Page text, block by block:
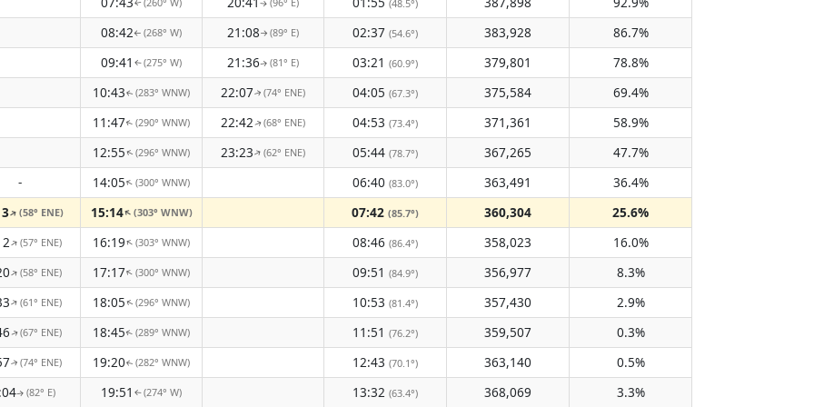
↑ ↑ (48.5°)
08:42↑(268° W) 21:08↑(89° E) 02:37 (54.6°) 383,928
86.7%
09:41 ↑(275° W) 21:36↑(81° E) 03:21 (60.9°) 379,801
78.8%
10:43↑(283° WNW) 22:07↑(74° ENE) 04:05 (67.3°) 375,584
69.4%
11:47↑(290° WNW) 22:42↑(68° ENE) 04:53 (73.4°) 371,361
58.9%
12:55↑(296° WNW) 23:23↑(62° ENE) 05:44 (78.7°) 367,265
47.7%
-
14:05↑(300° WNW) 06:40 (83.0°) 363,491
36.4%
↑(58° ENE) 15:14↑(303° WNW) 07:42 (85.7°) 360,304
25.6%
↑(57° ENE) 16:19↑(303° WNW) 08:46 (86.4°) 358,023
16.0%
↑(58° ENE) 17:17↑(300° WNW) 09:51 (84.9°) 356,977
8.3%
↑(61° ENE) 18:05↑(296° WNW) 10:53 (81.4°) 357,430
2.9%
↑(67° ENE) 18:45↑(289° WNW) 11:51 (76.2°) 359,507
0.3%
↑(74° ENE) 19:20↑(282° WNW) 12:43 (70.1°) 363,140
0.5%
↑(82° E) 19:51 ↑(274° W) 13:32 (63.4°) 368,069 3.3%